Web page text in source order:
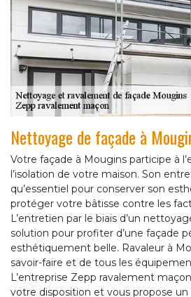
Nettoyage de façade à
Votre façade à Mougins participe à
l’isolation de votre maison. Son
qu’essentiel pour conserver son
protéger votre bâtisse contre les
L’entretien par le biais d’un
solution pour profiter d’une façade
esthétiquement belle. Ravaleur à
savoir-faire et de tous les
L’entreprise Zepp ravalement
votre disposition et vous propose